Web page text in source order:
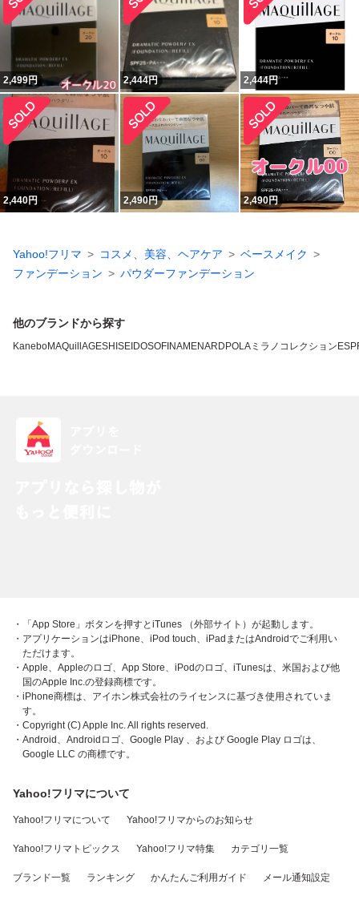
2,499円 2,444円 2,444円
2,440円 2,490円 2,490円
Yahoo!フリマ コスメ、美容、ヘアケア
ベースメイク
ファンデーション
パウダーファンデーション
他のブランドから探す
KaneboMAQuillAGESHISEIDOSOFINAMENARD POLA ミラノコレクション
・「App Store」ボタンを押すとiTunes （外部サイト）が起動します。
・アプリケーションはiPhone、iPod touch、iPadまたはAndroidでご利用い
ただけます。
・Apple、Appleのロゴ、App Store、iPodのロゴ、iTunesは、米国および他
国のApple Inc.の登録商標です。
・iPhone商標は、アイホン株式会社のライセンスに基づき使用されていま
す。
・Copyright (C) Apple Inc. All rights reserved.
・Android、Androidロゴ、Google Play 、および Google Play ロゴは、
Google LLC の商標です。
Yahoo!フリマについて
Yahoo!フリマについて Yahoo!フリマからのお知らせ
Yahoo!フリマトピックス Yahoo!フリマ特集 カテゴリ一覧
ブランド一覧 ランキング かんたんご利用ガイド メール通知設定